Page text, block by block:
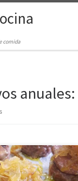
comida
anuales: